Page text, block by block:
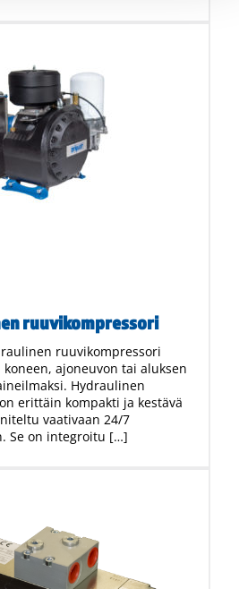
ruuvikompressori
ruuvikompressori
ajoneuvon tai aluksen
Hydraulinen
erittäin kompakti ja kestävä
vaativaan 24/7
Se on integroitu […]